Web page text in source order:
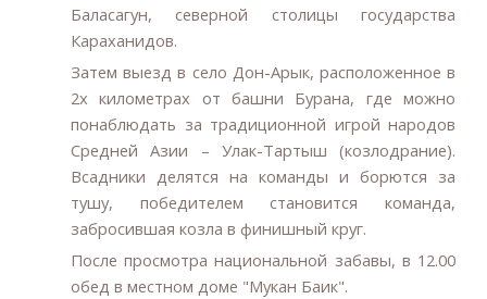
Баласагун, северной столицы государства
Караханидов.
Затем выезд в село Дон-Арык, расположенное в
2х километрах от башни Бурана, где можно
понаблюдать за традиционной игрой народов
Средней Азии – Улак-Тартыш (козлодрание).
Всадники делятся на команды и борются за
тушу, победителем становится команда,
забросившая козла в финишный круг.
После просмотра национальной забавы, в 12.00
обед в местном доме "Мукан Баик".